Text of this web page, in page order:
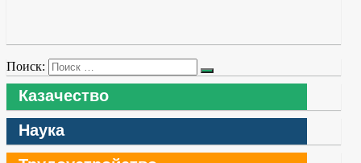
Поиск:
Казачество
Наука